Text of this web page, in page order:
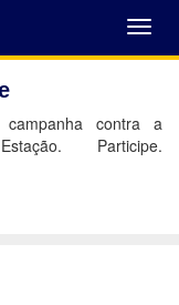
Abrir
Menu
contra a
Participe.